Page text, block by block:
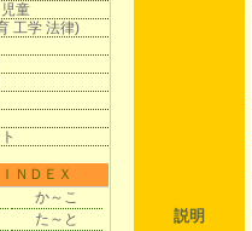
童
工学 法律)
ＮＤＥＸ
か～こ
た～と
説明